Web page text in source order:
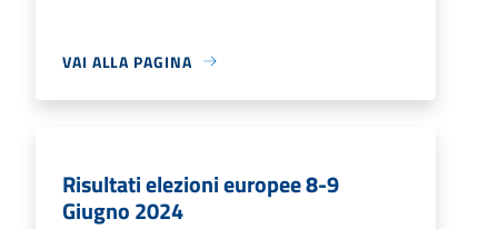
VAI ALLA PAGINA
Risultati elezioni europee 8-9
Giugno 2024